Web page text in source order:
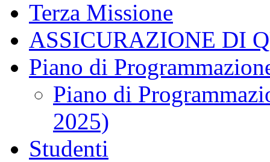
Terza Missione
ASSICURAZIONE DI
Piano di
Piano di
2025)
Studenti